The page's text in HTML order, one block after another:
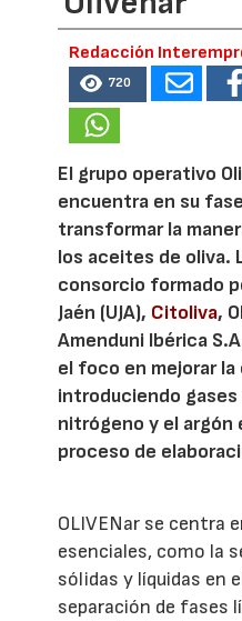
Redacción
720
El grupo operativo
encuentra en su
transformar la
los aceites de oliva.
consorcio formado
Jaén (UJA), Citoliva,
Amenduni Ibérica
el foco en mejorar
introduciendo
nitrógeno y el argón
proceso de
OLIVENar se centra
esenciales, como la
sólidas y líquidas en
separación de fases